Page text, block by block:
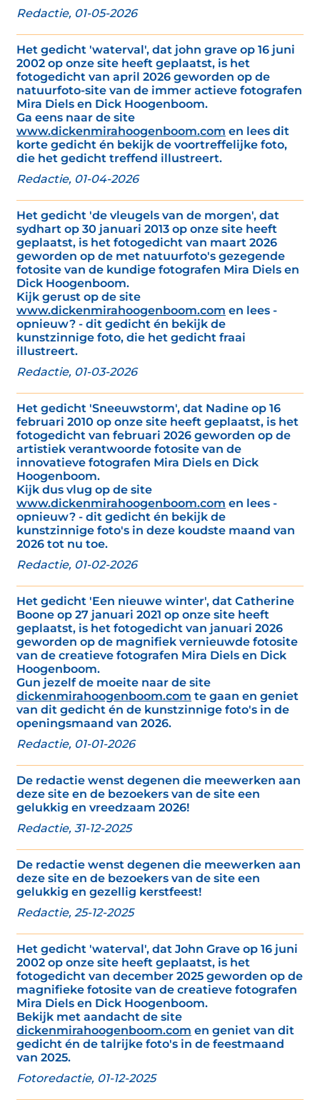
Redactie, 01-05-2026
Het gedicht 'waterval', dat john grave op 16 juni
2002 op onze site heeft geplaatst, is het
fotogedicht van april 2026 geworden op de
natuurfoto-site van de immer actieve fotografen
Mira Diels en Dick Hoogenboom.
Ga eens naar de site
www.dickenmirahoogenboom.com en lees dit
korte gedicht én bekijk de voortreffelijke foto,
die het gedicht treffend illustreert.
Redactie, 01-04-2026
Het gedicht 'de vleugels van de morgen', dat
sydhart op 30 januari 2013 op onze site heeft
geplaatst, is het fotogedicht van maart 2026
geworden op de met natuurfoto's gezegende
fotosite van de kundige fotografen Mira Diels en
Dick Hoogenboom.
Kijk gerust op de site
www.dickenmirahoogenboom.com en lees -
opnieuw? - dit gedicht én bekijk de
kunstzinnige foto, die het gedicht fraai
illustreert.
Redactie, 01-03-2026
Het gedicht 'Sneeuwstorm', dat Nadine op 16
februari 2010 op onze site heeft geplaatst, is het
fotogedicht van februari 2026 geworden op de
artistiek verantwoorde fotosite van de
innovatieve fotografen Mira Diels en Dick
Hoogenboom.
Kijk dus vlug op de site
www.dickenmirahoogenboom.com en lees -
opnieuw? - dit gedicht én bekijk de
kunstzinnige foto's in deze koudste maand van
2026 tot nu toe.
Redactie, 01-02-2026
Het gedicht 'Een nieuwe winter', dat Catherine
Boone op 27 januari 2021 op onze site heeft
geplaatst, is het fotogedicht van januari 2026
geworden op de magnifiek vernieuwde fotosite
van de creatieve fotografen Mira Diels en Dick
Hoogenboom.
Gun jezelf de moeite naar de site
dickenmirahoogenboom.com te gaan en geniet
van dit gedicht én de kunstzinnige foto's in de
openingsmaand van 2026.
Redactie, 01-01-2026
De redactie wenst degenen die meewerken aan
deze site en de bezoekers van de site een
gelukkig en vreedzaam 2026!
Redactie, 31-12-2025
De redactie wenst degenen die meewerken aan
deze site en de bezoekers van de site een
gelukkig en gezellig kerstfeest!
Redactie, 25-12-2025
Het gedicht 'waterval', dat John Grave op 16 juni
2002 op onze site heeft geplaatst, is het
fotogedicht van december 2025 geworden op de
magnifieke fotosite van de creatieve fotografen
Mira Diels en Dick Hoogenboom.
Bekijk met aandacht de site
dickenmirahoogenboom.com en geniet van dit
gedicht én de talrijke foto's in de feestmaand
van 2025.
Fotoredactie, 01-12-2025